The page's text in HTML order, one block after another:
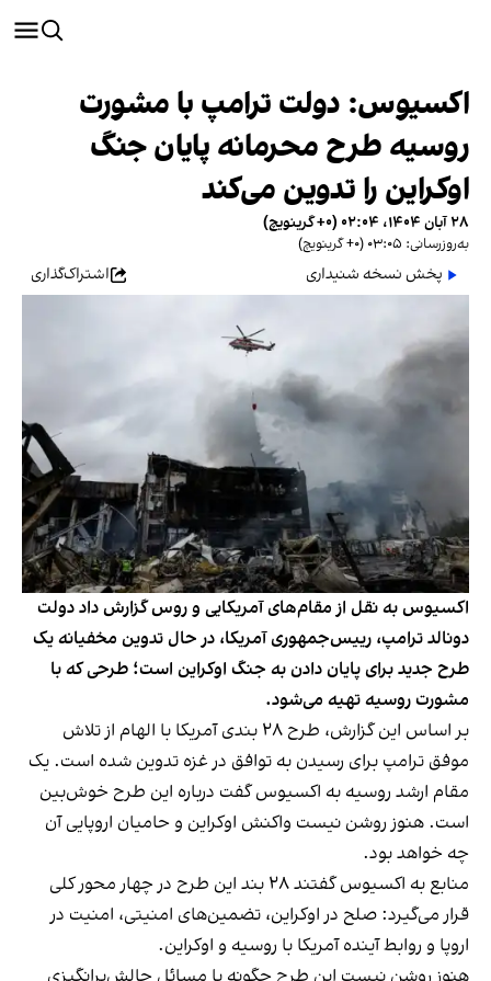
اکسیوس: دولت ترامپ با مشورت
روسیه طرح محرمانه پایان جنگ
اوکراین را تدوین می‌کند
۲۸ آبان ۱۴۰۴، ۰۲:۰۴ (‎+۰ گرینویچ)
به‌روزرسانی: ۰۳:۰۵ (‎+۰ گرینویچ)
پخش نسخه شنیداری اشتراک‌گذاری
اکسیوس به نقل از مقام‌های آمریکایی و روس گزارش داد دولت
دونالد ترامپ، رییس‌جمهوری آمریکا، در حال تدوین مخفیانه یک
طرح جدید برای پایان دادن به جنگ اوکراین است؛ طرحی که با
مشورت روسیه تهیه می‌شود.
بر اساس این گزارش، طرح ۲۸ بندی آمریکا با الهام از تلاش
موفق ترامپ برای رسیدن به توافق در غزه تدوین شده است. یک
مقام ارشد روسیه به اکسیوس گفت درباره این طرح خوش‌بین
است. هنوز روشن نیست واکنش اوکراین و حامیان اروپایی آن
چه خواهد بود.
منابع به اکسیوس گفتند ۲۸ بند این طرح در چهار محور کلی
قرار می‌گیرد: صلح در اوکراین، تضمین‌های امنیتی، امنیت در
اروپا و روابط آینده آمریکا با روسیه و اوکراین.